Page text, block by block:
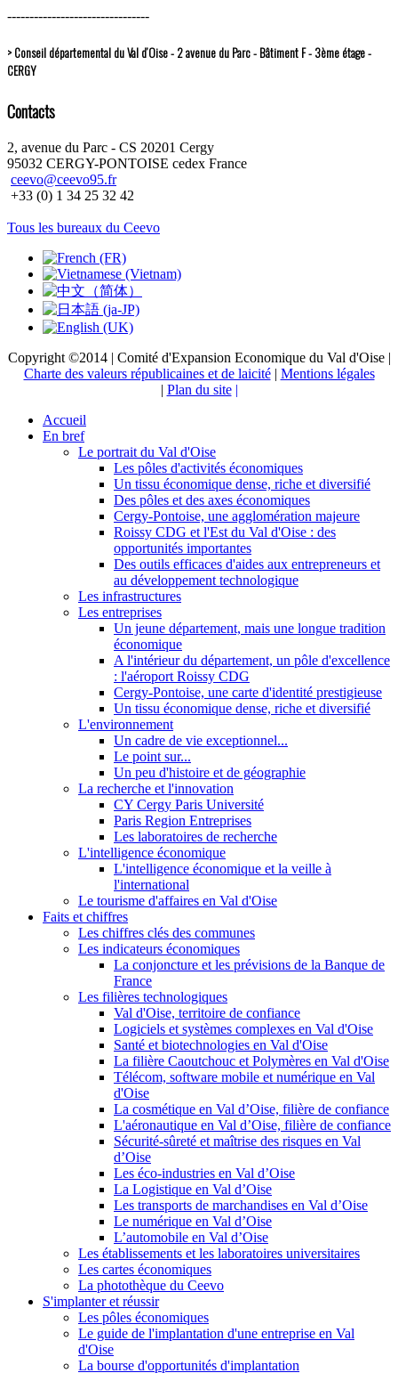
--------------------------------
> Conseil départemental du Val d’Oise - 2 avenue du Parc - Bâtiment F - 3ème étage -
CERGY
Contacts
2, avenue du Parc - CS 20201 Cergy
95032 CERGY-PONTOISE cedex France
ceevo@ceevo95.fr
+33 (0) 1 34 25 32 42
Tous les bureaux du Ceevo
Copyright ©2014 | Comité d'Expansion Economique du Val d'Oise |
Charte des valeurs républicaines et de laicité| Mentions légales
| Plan du site |
Accueil
En bref
Le portrait du Val d'Oise
Les pôles d'activités économiques
Un tissu économique dense, riche et diversifié
Des pôles et des axes économiques
Cergy-Pontoise, une agglomération majeure
Roissy CDG et l'Est du Val d'Oise : des
opportunités importantes
Des outils efficaces d'aides aux entrepreneurs et
au développement technologique
Les infrastructures
Les entreprises
Un jeune département, mais une longue tradition
économique
A l'intérieur du département, un pôle d'excellence
: l'aéroport Roissy CDG
Cergy-Pontoise, une carte d'identité prestigieuse
Un tissu économique dense, riche et diversifié
L'environnement
Un cadre de vie exceptionnel...
Le point sur...
Un peu d'histoire et de géographie
La recherche et l'innovation
CY Cergy Paris Université
Paris Region Entreprises
Les laboratoires de recherche
L'intelligence économique
L'intelligence économique et la veille à
l'international
Le tourisme d'affaires en Val d'Oise
Faits et chiffres
Les chiffres clés des communes
Les indicateurs économiques
La conjoncture et les prévisions de la Banque de
France
Les filières technologiques
Val d'Oise, territoire de confiance
Logiciels et systèmes complexes en Val d'Oise
Santé et biotechnologies en Val d'Oise
La filière Caoutchouc et Polymères en Val d'Oise
Télécom, software mobile et numérique en Val
d'Oise
La cosmétique en Val d’Oise, filière de confiance
L'aéronautique en Val d’Oise, filière de confiance
Sécurité-sûreté et maîtrise des risques en Val
d’Oise
Les éco-industries en Val d’Oise
La Logistique en Val d’Oise
Les transports de marchandises en Val d’Oise
Le numérique en Val d’Oise
L’automobile en Val d’Oise
Les établissements et les laboratoires universitaires
Les cartes économiques
La photothèque du Ceevo
S'implanter et réussir
Les pôles économiques
Le guide de l'implantation d'une entreprise en Val
d'Oise
La bourse d'opportunités d'implantation